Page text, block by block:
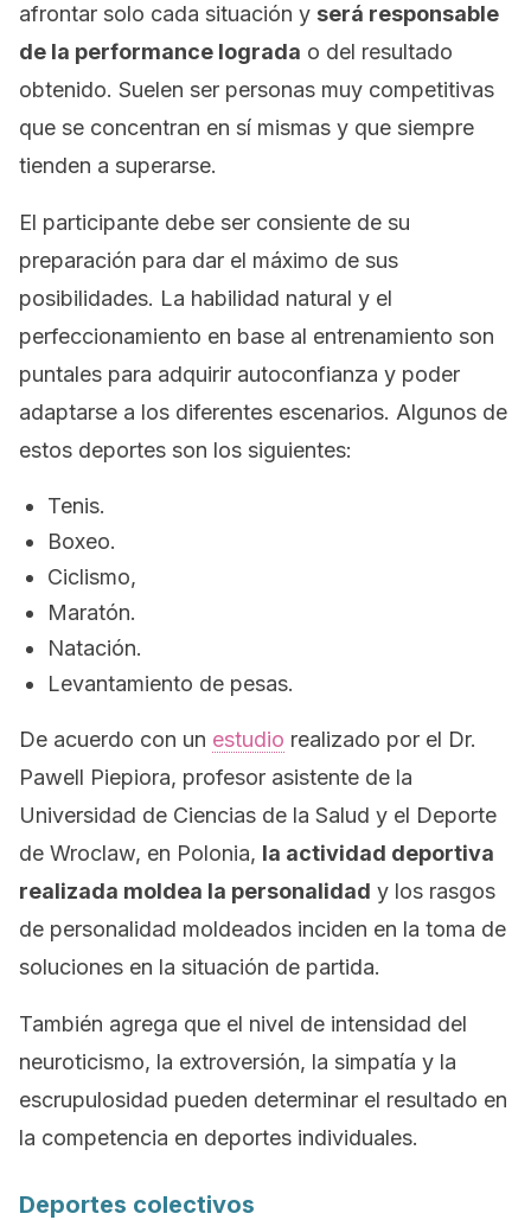
afrontar solo cada situación y será responsable
de la performance lograda o del resultado
obtenido. Suelen ser personas muy competitivas
que se concentran en sí mismas y que siempre
tienden a superarse.
El participante debe ser consiente de su
preparación para dar el máximo de sus
posibilidades. La habilidad natural y el
perfeccionamiento en base al entrenamiento son
puntales para adquirir autoconfianza y poder
adaptarse a los diferentes escenarios. Algunos de
estos deportes son los siguientes:
Tenis.
Boxeo.
Ciclismo,
Maratón.
Natación.
Levantamiento de pesas.
De acuerdo con un estudio realizado por el Dr.
Pawell Piepiora, profesor asistente de la
Universidad de Ciencias de la Salud y el Deporte
de Wroclaw, en Polonia, la actividad deportiva
realizada moldea la personalidad y los rasgos
de personalidad moldeados inciden en la toma de
soluciones en la situación de partida.
También agrega que el nivel de intensidad del
neuroticismo, la extroversión, la simpatía y la
escrupulosidad pueden determinar el resultado en
la competencia en deportes individuales.
Deportes colectivos